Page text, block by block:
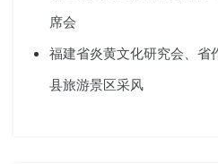
席会
福建省炎黄文化研究会、省
县旅游景区采风